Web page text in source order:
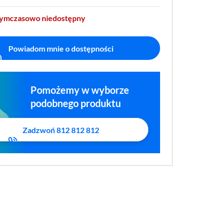
niedostępny
Powiadom mnie o dostępności
Pomożemy w wyborze
podobnego produktu
Zadzwoń 812 812 812